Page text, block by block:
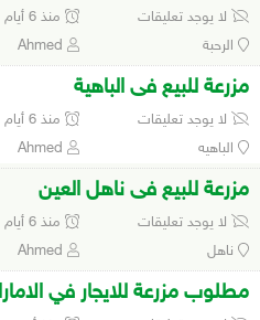
لا يوجد تعليقات
منذ 6 أيام
الرحبة
مزرعة للبيع فى الباهية
لا يوجد تعليقات
منذ 6 أيام
الباهيه
مزرعة للبيع فى ناهل العين
لا يوجد تعليقات
منذ 6 أيام
ناهل